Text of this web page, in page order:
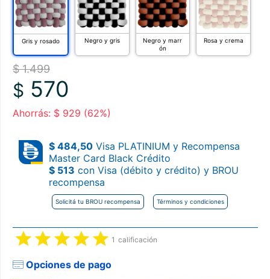
Gris y rosado Negro y gris
Negro y marr
ón
Rosa y crema
$ 1.499
$ 570
Ahorrás: $ 929 (62%)
$ 484,50 Visa PLATINIUM y Recompensa
Master Card Black Crédito
$ 513 con Visa (débito y crédito) y BROU
recompensa
Solicitá tu BROU recompensa Términos y condiciones
1 calificación
Opciones de pago